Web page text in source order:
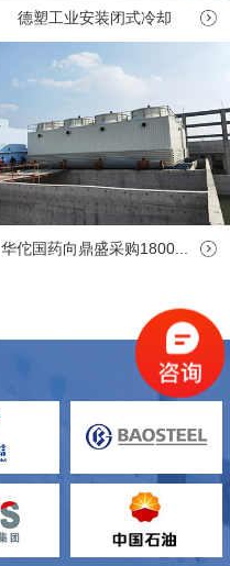
德塑工业安装闭式冷却
华佗国药向鼎盛采购1800...